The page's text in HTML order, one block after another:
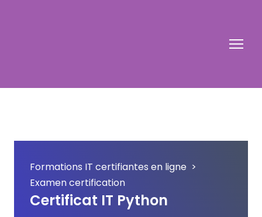
Formations IT certifiantes en ligne
Examen certification
Certificat IT Python